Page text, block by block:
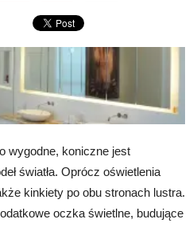
wygodne, koniczne jest
światła. Oprócz oświetlenia
kinkiety po obu stronach lustra.
oczka świetlne, budujące